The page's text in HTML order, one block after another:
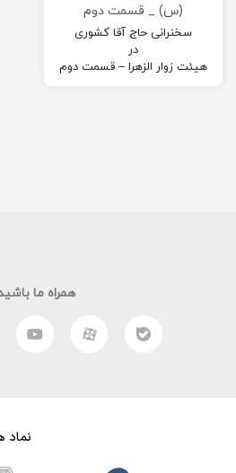
(س) _ قسمت دوم
سخنرانی حاج آقا کشوری
در
هیئت زوار الزهرا – قسمت دوم
همراه ما
نماد